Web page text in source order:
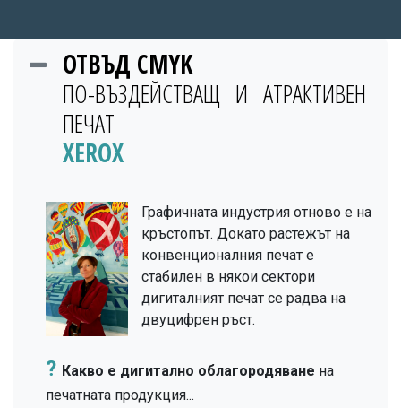
ОТВЪД CMYK
ПО-ВЪЗДЕЙСТВАЩ И АТРАКТИВЕН
ПЕЧАТ
XEROX
Графичната индустрия отново е на
кръстопът. Докато растежът на
конвенционалния печат е
стабилен в някои сектори
дигиталният печат се радва на
двуцифрен ръст.
? Какво е дигитално облагородяване на
печатната продукция...